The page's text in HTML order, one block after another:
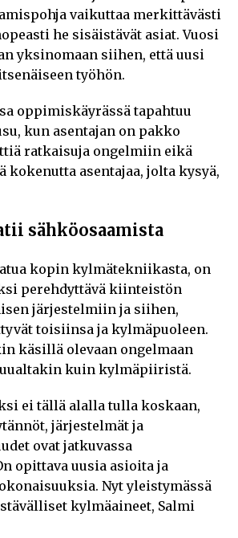
vaikuttaa merkittävästi
he sisäistävät asiat. Vuosi
yksinomaan siihen, että uusi
työhön.
oppimiskäyrässä tapahtuu
kun asentajan on pakko
ratkaisuja ongelmiin eikä
kokenutta asentajaa, jolta kysyä,
sähköosaamista
kopin kylmätekniikasta, on
perehdyttävä kiinteistön
järjestelmiin ja siihen,
toisiinsa ja kylmäpuoleen.
käsillä olevaan ongelmaan
kuin kylmäpiiristä.
ei tällä alalla tulla koskaan,
järjestelmät ja
ovat jatkuvassa
opittava uusia asioita ja
Nyt yleistymässä
kylmäaineet, Salmi